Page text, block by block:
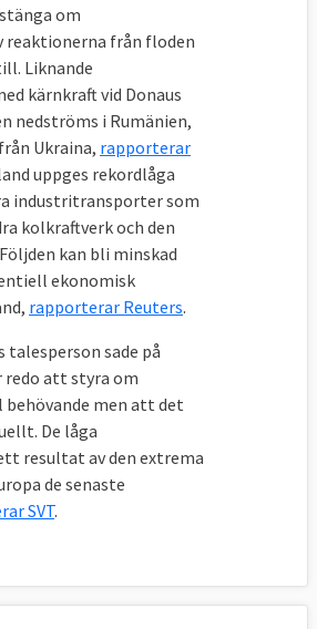
om
reaktionerna från floden
Liknande
kärnkraft vid Donaus
nedströms i Rumänien,
Ukraina, rapporterar
uppges rekordlåga
industritransporter som
kolkraftverk och den
kan bli minskad
ekonomisk
rapporterar Reuters.
talesperson sade på
redo att styra om
men att det
De låga
resultat av den extrema
de senaste
SVT.